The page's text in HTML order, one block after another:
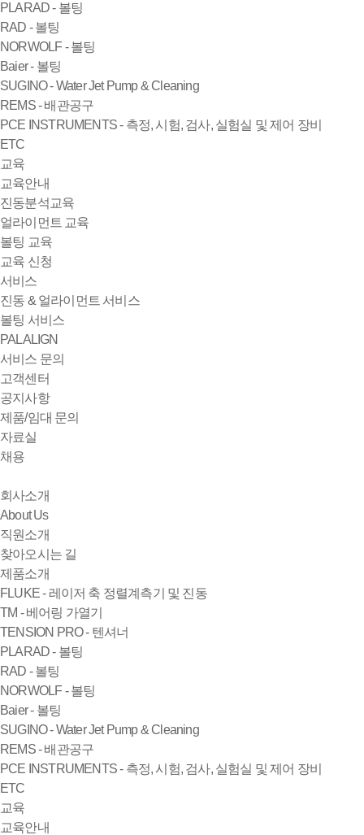
PLARAD - 볼팅
RAD - 볼팅
NORWOLF - 볼팅
Baier - 볼팅
SUGINO - Water Jet Pump & Cleaning
REMS - 배관공구
PCE INSTRUMENTS - 측정, 시험, 검사, 실험실 및 제어 장비
ETC
교육
교육안내
진동분석교육
얼라이먼트 교육
볼팅 교육
교육 신청
서비스
진동 & 얼라이먼트 서비스
볼팅 서비스
PALALIGN
서비스 문의
고객센터
공지사항
제품/임대 문의
자료실
채용
회사소개
About Us
직원소개
찾아오시는 길
제품소개
FLUKE - 레이저 축 정렬계측기 및 진동
TM - 베어링 가열기
TENSION PRO - 텐셔너
PLARAD - 볼팅
RAD - 볼팅
NORWOLF - 볼팅
Baier - 볼팅
SUGINO - Water Jet Pump & Cleaning
REMS - 배관공구
PCE INSTRUMENTS - 측정, 시험, 검사, 실험실 및 제어 장비
ETC
교육
교육안내